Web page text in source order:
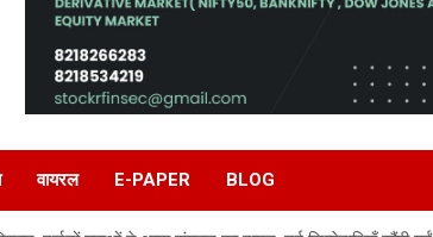
वायरल E-PAPER BLOG